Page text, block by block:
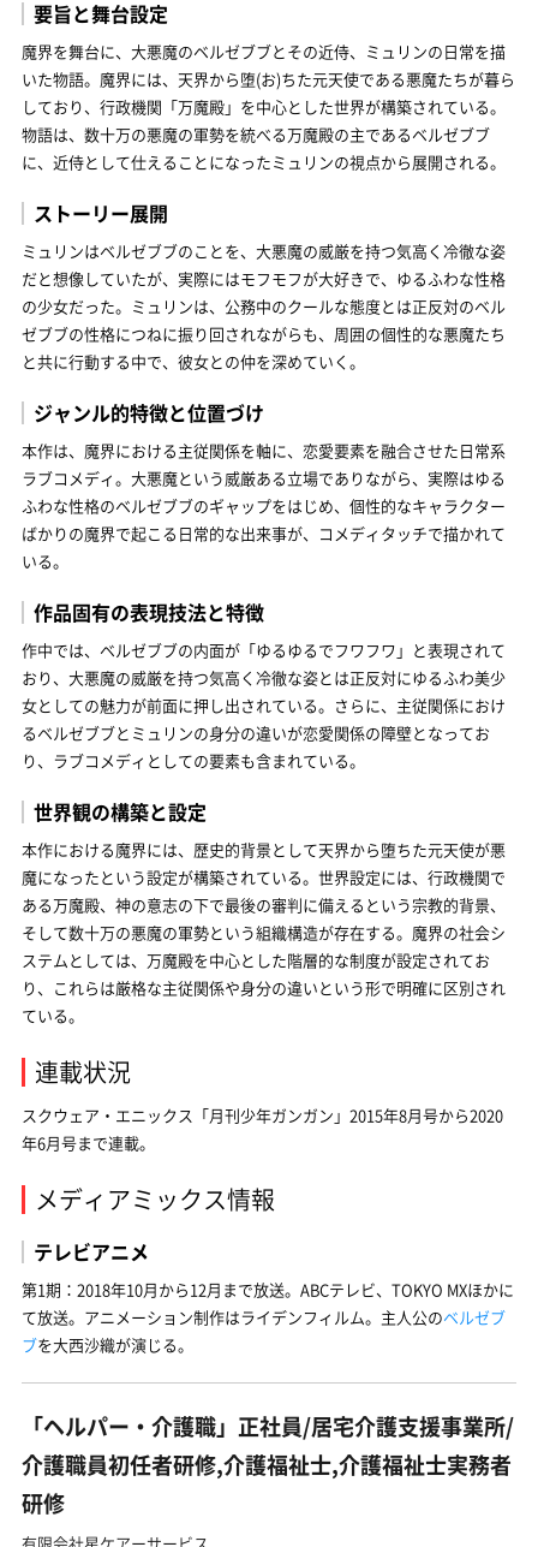
要旨と舞台設定
魔界を舞台に、大悪魔のベルゼブブとその近侍、ミュリンの日常を描
いた物語。魔界には、天界から堕(お)ちた元天使である悪魔たちが暮ら
しており、行政機関「万魔殿」を中心とした世界が構築されている。
物語は、数十万の悪魔の軍勢を統べる万魔殿の主であるベルゼブブ
に、近侍として仕えることになったミュリンの視点から展開される。
ストーリー展開
ミュリンはベルゼブブのことを、大悪魔の威厳を持つ気高く冷徹な姿
だと想像していたが、実際にはモフモフが大好きで、ゆるふわな性格
の少女だった。ミュリンは、公務中のクールな態度とは正反対のベル
ゼブブの性格につねに振り回されながらも、周囲の個性的な悪魔たち
と共に行動する中で、彼女との仲を深めていく。
ジャンル的特徴と位置づけ
本作は、魔界における主従関係を軸に、恋愛要素を融合させた日常系
ラブコメディ。大悪魔という威厳ある立場でありながら、実際はゆる
ふわな性格のベルゼブブのギャップをはじめ、個性的なキャラクター
ばかりの魔界で起こる日常的な出来事が、コメディタッチで描かれて
いる。
作品固有の表現技法と特徴
作中では、ベルゼブブの内面が「ゆるゆるでフワフワ」と表現されて
おり、大悪魔の威厳を持つ気高く冷徹な姿とは正反対にゆるふわ美少
女としての魅力が前面に押し出されている。さらに、主従関係におけ
るベルゼブブとミュリンの身分の違いが恋愛関係の障壁となってお
り、ラブコメディとしての要素も含まれている。
世界観の構築と設定
本作における魔界には、歴史的背景として天界から堕ちた元天使が悪
魔になったという設定が構築されている。世界設定には、行政機関で
ある万魔殿、神の意志の下で最後の審判に備えるという宗教的背景、
そして数十万の悪魔の軍勢という組織構造が存在する。魔界の社会シ
ステムとしては、万魔殿を中心とした階層的な制度が設定されてお
り、これらは厳格な主従関係や身分の違いという形で明確に区別され
ている。
連載状況
スクウェア・エニックス「月刊少年ガンガン」2015年8月号から2020
年6月号まで連載。
メディアミックス情報
テレビアニメ
第1期：2018年10月から12月まで放送。ABCテレビ、TOKYO MXほかに
て放送。アニメーション制作はライデンフィルム。主人公のベルゼブ
ブを大西沙織が演じる。
「ヘルパー・介護職」正社員/居宅介護支援事業所/
介護職員初任者研修,介護福祉士,介護福祉士実務者
研修